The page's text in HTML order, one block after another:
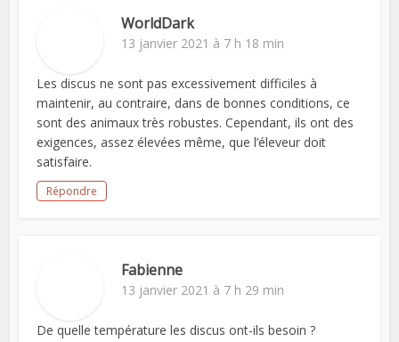
WorldDark
13 janvier 2021 à 7 h 18 min
Les discus ne sont pas excessivement difficiles à
maintenir, au contraire, dans de bonnes conditions, ce
sont des animaux très robustes. Cependant, ils ont des
exigences, assez élevées même, que l’éleveur doit
satisfaire.
Répondre
Fabienne
13 janvier 2021 à 7 h 29 min
De quelle température les discus ont-ils besoin ?